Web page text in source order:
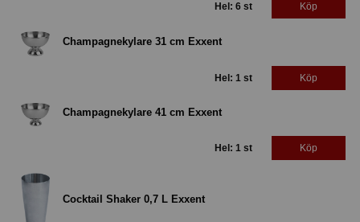
Hel: 6 st Köp
Champagnekylare 31 cm Exxent
Hel: 1 st Köp
Champagnekylare 41 cm Exxent
Hel: 1 st Köp
Cocktail Shaker 0,7 L Exxent